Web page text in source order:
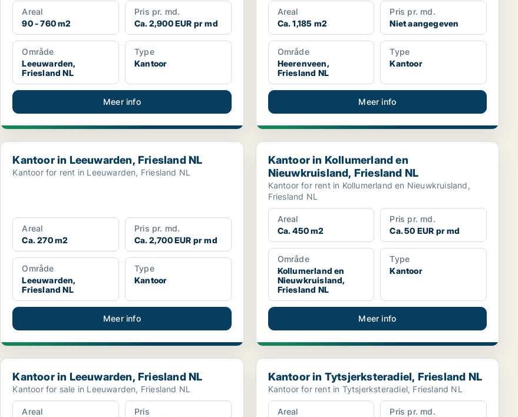
Areal
90 - 760 m2
Pris pr. md.
Ca. 2,900 EUR pr md
Område
Leeuwarden,
Friesland NL
Type
Kantoor
Meer info
Areal
Ca. 1,185 m2
Pris pr. md.
Niet aangegeven
Område
Heerenveen,
Friesland NL
Type
Kantoor
Meer info
Kantoor in Leeuwarden, Friesland NL
Kantoor in Leeuwarden, Friesland NL
Kantoor for rent in Leeuwarden, Friesland NL
Areal
Ca. 270 m2
Pris pr. md.
Ca. 2,700 EUR pr md
Område
Leeuwarden,
Friesland NL
Type
Kantoor
Meer info
Kantoor in Kollumerland en Nieuwkruisland, Friesland NL
Kantoor in Kollumerland en
Nieuwkruisland, Friesland NL
Kantoor for rent in Kollumerland en Nieuwkruisland,
Friesland NL
Areal
Ca. 450 m2
Pris pr. md.
Ca. 50 EUR pr md
Område
Kollumerland en
Nieuwkruisland,
Friesland NL
Type
Kantoor
Meer info
Kantoor in Leeuwarden, Friesland NL
Kantoor in Leeuwarden, Friesland NL
Kantoor for sale in Leeuwarden, Friesland NL
Areal
Pris
Kantoor in Tytsjerksteradiel, Friesland NL
Kantoor in Tytsjerksteradiel, Friesland NL
Kantoor for rent in Tytsjerksteradiel, Friesland NL
Areal
Pris pr. md.